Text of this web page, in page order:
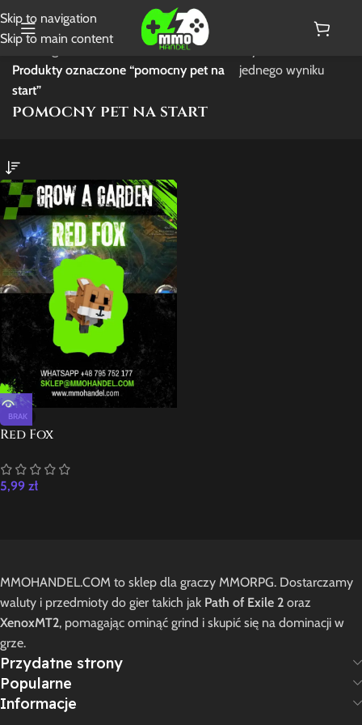
Skip to navigation
Skip to main content
Strona główna
Produkty oznaczone “pomocny pet na
start”
jednego wyniku
pomocny pet na start
BRAK
Red Fox
5,99 zł
MMOHANDEL.COM to sklep dla graczy MMORPG. Dostarczamy
waluty i przedmioty do gier takich jak Path of Exile 2 oraz
XenoxMT2, pomagając ominąć grind i skupić się na dominacji w
grze.
Przydatne strony
Popularne
Informacje